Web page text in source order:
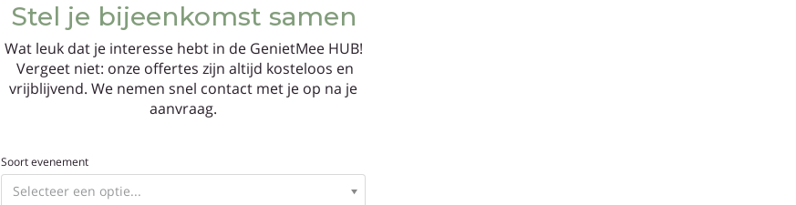
Stel je bijeenkomst samen
Wat leuk dat je interesse hebt in de GenietMee HUB!
Vergeet niet: onze offertes zijn altijd kosteloos en
vrijblijvend. We nemen snel contact met je op na je
aanvraag.
Soort evenement